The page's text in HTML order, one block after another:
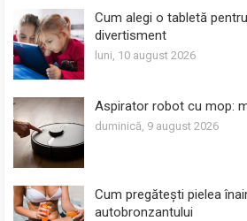
Cum alegi o tabletă
divertisment
luni, 10 august 2026
Aspirator robot cu mop:
duminică, 9 august 2026
Cum pregătești pielea
autobronzantului